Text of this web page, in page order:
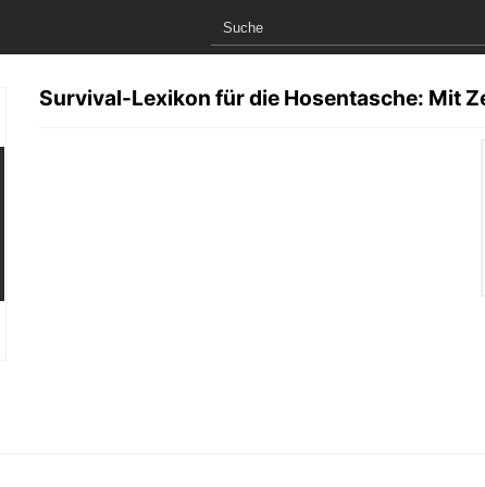
Survival-Lexikon für die Hosentasche: Mit